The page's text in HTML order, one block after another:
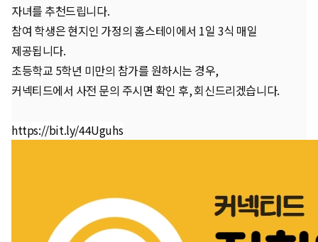
자녀를 추천드립니다.
참여 학생은 현지인 가정의 홈스테이에서 1일 3식 매일
제공됩니다.
초등학교 5학년 미만의 참가를 원하시는 경우,
커넥티드에서 사전 문의 주시면 확인 후, 회신드리겠습니다.
https://bit.ly/44Uguhs